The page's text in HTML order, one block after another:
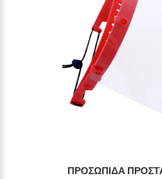
ΠΡΟΣΩΠΊΔΑ